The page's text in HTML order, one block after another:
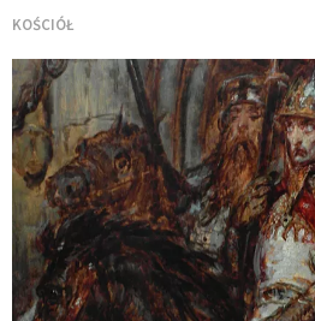
KOŚCIÓŁ